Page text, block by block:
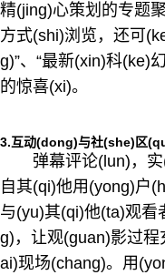
精(jing)心策划的专题
方式(shi)浏览，还可
g)”、“最新(xin)科(ke)
的惊喜(xi)。
3.互动(dong)与社(she)区
弹幕评论(lun)，
自其(qi)他用(yong)户
与(yu)其(qi)他(ta)观
g)，让观(guan)影过
ai)现场(chang)。用